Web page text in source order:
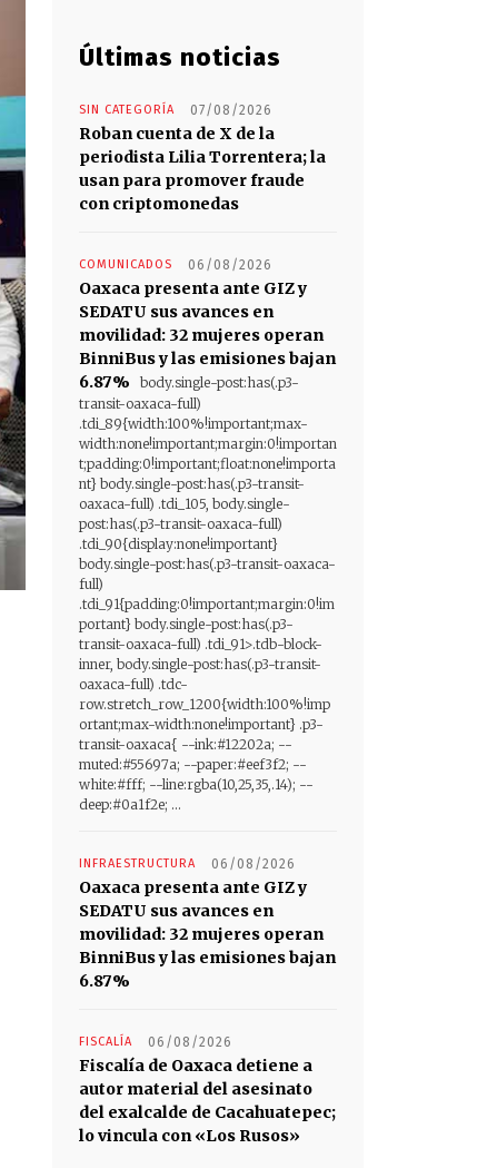
Últimas noticias
SIN CATEGORÍA 07/08/2026
Roban cuenta de X de la
periodista Lilia Torrentera; la
usan para promover fraude
con criptomonedas
COMUNICADOS 06/08/2026
Oaxaca presenta ante GIZ y
SEDATU sus avances en
movilidad: 32 mujeres operan
BinniBus y las emisiones bajan
6.87%
body.single-post:has(.p3-
transit-oaxaca-full)
.tdi_89{width:100%!important;max-
width:none!important;margin:0!importan
t;padding:0!important;float:none!importa
nt} body.single-post:has(.p3-transit-
oaxaca-full) .tdi_105, body.single-
post:has(.p3-transit-oaxaca-full)
.tdi_90{display:none!important}
body.single-post:has(.p3-transit-oaxaca-
full)
.tdi_91{padding:0!important;margin:0!im
portant} body.single-post:has(.p3-
transit-oaxaca-full) .tdi_91>.tdb-block-
inner, body.single-post:has(.p3-transit-
oaxaca-full) .tdc-
row.stretch_row_1200{width:100%!imp
ortant;max-width:none!important} .p3-
transit-oaxaca{ --ink:#12202a; --
muted:#55697a; --paper:#eef3f2; --
white:#fff; --line:rgba(10,25,35,.14); --
deep:#0a1f2e; ...
INFRAESTRUCTURA 06/08/2026
Oaxaca presenta ante GIZ y
SEDATU sus avances en
movilidad: 32 mujeres operan
BinniBus y las emisiones bajan
6.87%
FISCALÍA 06/08/2026
Fiscalía de Oaxaca detiene a
autor material del asesinato
del exalcalde de Cacahuatepec;
lo vincula con «Los Rusos»